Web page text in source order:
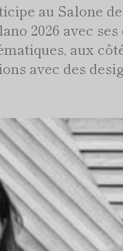
au Salone
2026 avec
aux
avec des